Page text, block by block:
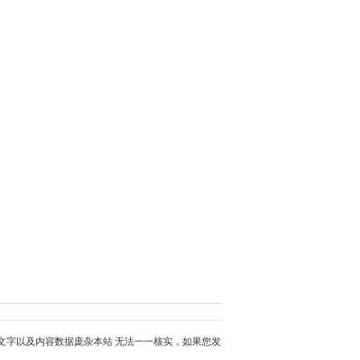
以及内容数据庞杂本站 无法一一核实，如果您发